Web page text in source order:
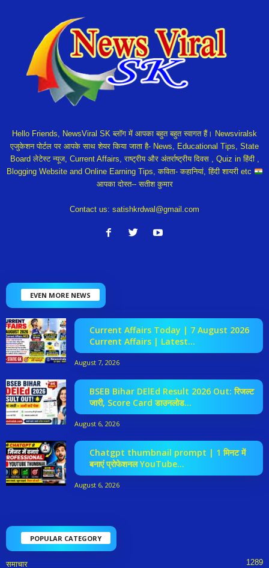
Hello Friends, NewsViral SK ब्लॉग में आपका बहुत बहुत स्वागत हैं। Newsviralsk
एजुकेशन पोर्टल पर आपके साथ शेयर किया जाता है- News, Educational Tips, State
Board लेटेस्ट न्यूज, Current Affairs, राष्ट्रीय और अंतर्राष्ट्रीय दिवस , Quiz in हिंदी ,
Blogging Website and Online Earning Tips, कविता- कहानियां, हिंदी शायरी etc
आपका दोस्त-- सतीश कुमार
Contact us: satishkrdwal@gmail.com
EVEN MORE NEWS
Current Affairs Today | 7 August 2026
Current Affairs | Latest...
August 7, 2026
BSEB Bihar DElEd Result 2026 Out: रिजल्ट
जारी, Score Card डाउनलोड...
August 6, 2026
Chatgpt thumbnail prompt | 1 मिनट में
बनाएं प्रोफेशनल YouTube...
August 6, 2026
POPULAR CATEGORY
समाचार 1289